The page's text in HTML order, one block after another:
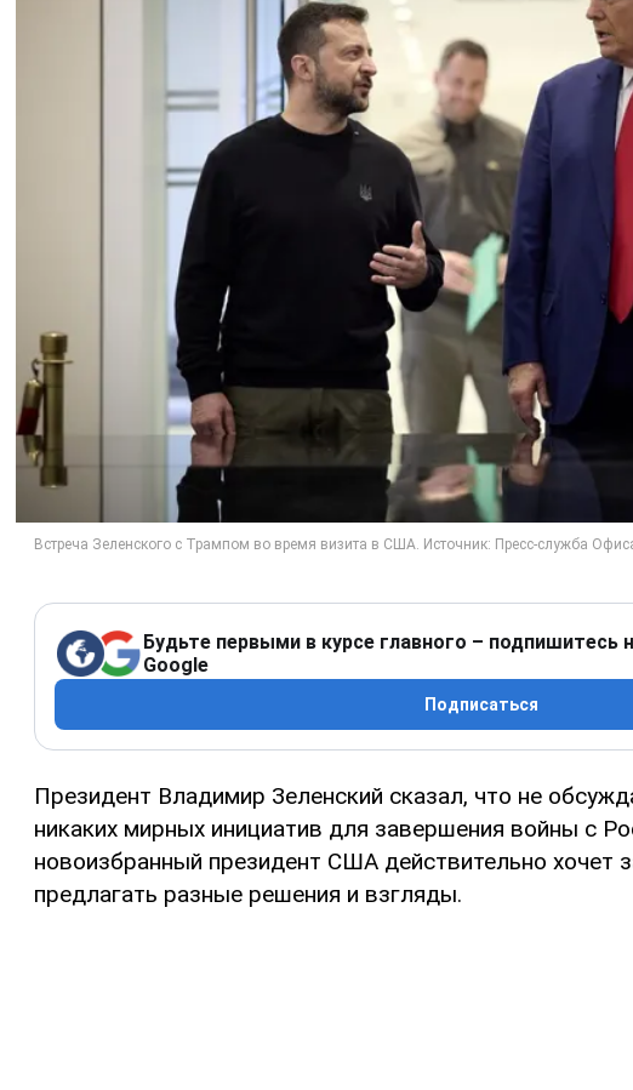
Будьте первыми в курсе главного – подпишитесь
Google
Подписаться
Президент Владимир Зеленский сказал, что не
никаких мирных инициатив для завершения войны с
новоизбранный президент США действительно хочет
предлагать разные решения и взгляды.